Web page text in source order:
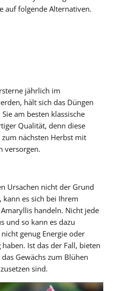
auf folgende Alternativen.
jährlich im
hält sich das Düngen
am besten klassische
Qualität, denn diese
nächsten Herbst mit
versorgen.
Ursachen nicht der Grund
es sich bei Ihrem
handeln. Nicht jede
und so kann es dazu
genug Energie oder
haben. Ist das der Fall, bieten
Gewächs zum Blühen
sind.